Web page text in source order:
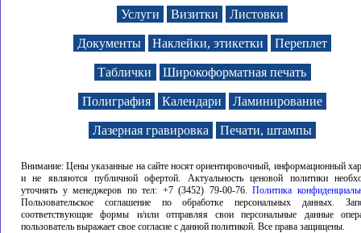
Печать флаеров
Таблички и вывески
Наклейки, этикетки, стикеры
Плакаты
Баннеры
Пломбировочные наклейки
Таблички на дом
Полиграфия цветная
Услуги Визитки Листовки
Документы Наклейки, этикетки Переплет
Таблички Широкоформатная печать
Полиграфия Календари Ламинирование
Лазерная гравировка Печати, штампы
Внимание: Цены указанные на сайте носят ориентировочный, информационный
и не являются публичной офертой. Актуальность ценовой политики
уточнять у менеджеров по тел: +7 (3452) 79-00-76.Политика
Пользовательское соглашение по обработке персональных данных.
соответствующие формы и/или отправляя свои персональные данные
пользователь выражает свое согласие с данной политикой. Все права защищены.